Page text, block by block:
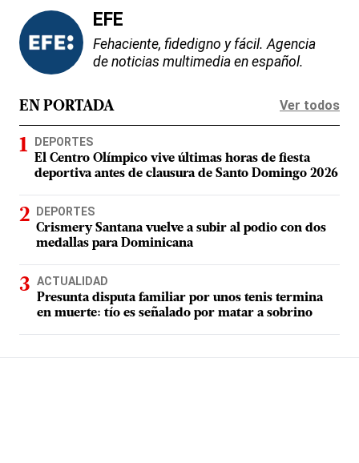
EFE
Fehaciente, fidedigno y fácil. Agencia
de noticias multimedia en español.
EN PORTADA Ver todos
DEPORTES
El Centro Olímpico vive últimas horas de fiesta
deportiva antes de clausura de Santo Domingo 2026
DEPORTES
Crismery Santana vuelve a subir al podio con dos
medallas para Dominicana
ACTUALIDAD
Presunta disputa familiar por unos tenis termina
en muerte: tío es señalado por matar a sobrino